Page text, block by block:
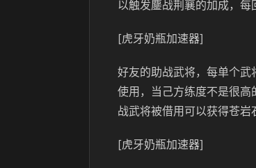
以触发鏖战荆襄的加成，每
[虎牙奶瓶加速器]
好友的助战武将，每单个
使用，当己方练度不是很
战武将被借用可以获得苍岩
[虎牙奶瓶加速器]